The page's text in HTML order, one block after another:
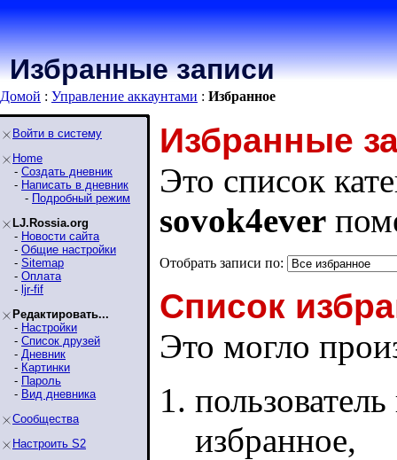
Избранные записи
Домой : Управление аккаунтами : Избранное
Войти в систему
Home
- Создать дневник
- Написать в дневник
- Подробный режим
LJ.Rossia.org
- Новости сайта
- Общие настройки
- Sitemap
- Оплата
- ljr-fif
Редактировать...
- Настройки
- Список друзей
- Дневник
- Картинки
- Пароль
- Вид дневника
Сообщества
Настроить S2
Избранные
Это список
sovok4ever
Отобрать записи по:
Список
Это могло
избранное,